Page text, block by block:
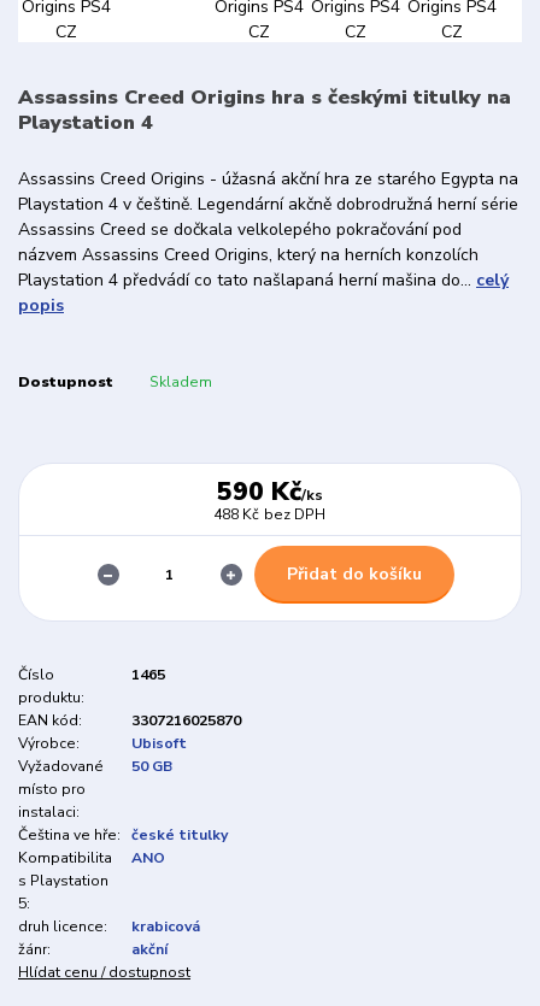
Assassins Creed Origins hra s českými titulky na
Playstation 4
Assassins Creed Origins - úžasná akční hra ze starého Egypta na
Playstation 4 v češtině. Legendární akčně dobrodružná herní série
Assassins Creed se dočkala velkolepého pokračování pod
názvem Assassins Creed Origins, který na herních konzolích
Playstation 4 předvádí co tato našlapaná herní mašina do... celý
popis
Dostupnost Skladem
590 Kč/ks
488 Kč bez DPH
Přidat do košíku
Číslo
produktu:
1465
EAN kód:
3307216025870
Výrobce:
Ubisoft
Vyžadované
místo pro
instalaci:
50 GB
Čeština ve hře:
české titulky
Kompatibilita
s Playstation
5:
ANO
druh licence:
krabicová
žánr:
akční
Hlídat cenu / dostupnost